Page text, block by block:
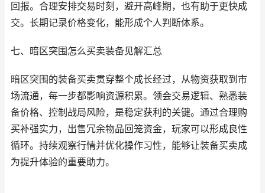
回报。合理安排交易时刻，避开高峰期，也有助于更快成
交。长期记录价格变化，能形成个人判断体系。
七、暗区突围怎么买卖装备见解汇总
暗区突围的装备买卖贯穿整个成长经过，从物资获取到市
场流通，每一步都影响资源积累。领会交易逻辑、熟悉装
备价格、控制战局风险，是稳定获利的关键。通过合理购
买补强实力，出售冗余物品回笼资金，玩家可以形成良性
循环。持续观察行情并优化操作习性，能够让装备买卖成
为提升体验的重要助力。